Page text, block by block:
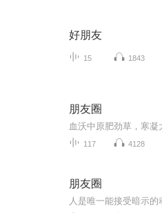
好朋友
15 1843
朋友圈
血沃中原肥劲草，寒
117 4128
朋友圈